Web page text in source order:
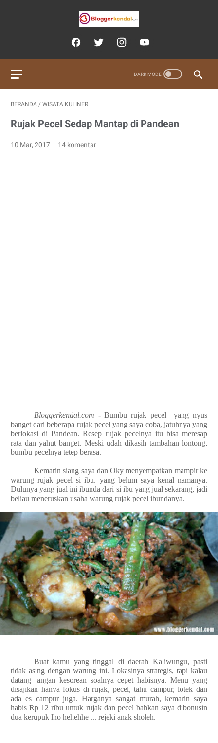
BERANDA / WISATA KULINER
Rujak Pecel Sedap Mantap di Pandean
10 Mar, 2017 14 komentar
Bloggerkendal.com - Bumbu rujak pecel yang nyus
banget dari beberapa rujak pecel yang saya coba, jatuhnya yang
berlokasi di Pandean. Resep rujak pecelnya itu bisa meresap
rata dan yahut banget. Meski udah dikasih tambahan lontong,
bumbu pecelnya tetep berasa.
Kemarin siang saya dan Oky menyempatkan mampir ke
warung rujak pecel si ibu, yang belum saya kenal namanya.
Dulunya yang jual ini ibunda dari si ibu yang jual sekarang, jadi
beliau meneruskan usaha warung rujak pecel ibundanya.
Buat kamu yang tinggal di daerah Kaliwungu, pasti
tidak asing dengan warung ini. Lokasinya strategis, tapi kalau
datang jangan kesorean soalnya cepet habisnya. Menu yang
disajikan hanya fokus di rujak, pecel, tahu campur, lotek dan
ada es campur juga. Harganya sangat murah, kemarin saya
habis Rp 12 ribu untuk rujak dan pecel bahkan saya dibonusin
dua kerupuk lho hehehhe ... rejeki anak sholeh.